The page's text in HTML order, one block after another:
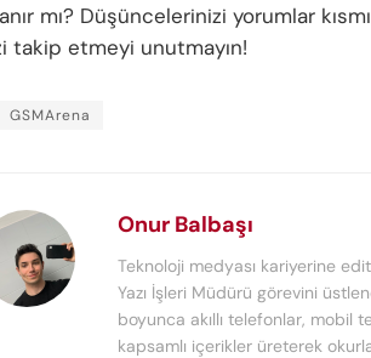
mı? Düşüncelerinizi yorumlar
takip etmeyi unutmayın!
GSMArena
Onur Balbaşı
Teknoloji medyası kariyerine
Yazı İşleri Müdürü görevini
boyunca akıllı telefonlar, mobil
kapsamlı içerikler üreterek